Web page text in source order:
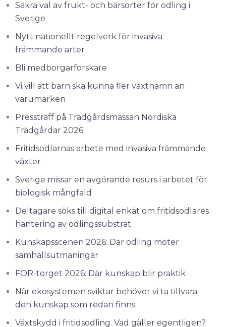
Säkra val av frukt- och bärsorter för odling i
Sverige
Nytt nationellt regelverk för invasiva
främmande arter
Bli medborgarforskare
Vi vill att barn ska kunna fler växtnamn än
varumärken
Pressträff på Trädgårdsmässan Nordiska
Trädgårdar 2026
Fritidsodlarnas arbete med invasiva främmande
växter
Sverige missar en avgörande resurs i arbetet för
biologisk mångfald
Deltagare söks till digital enkät om fritidsodlares
hantering av odlingssubstrat
Kunskapsscenen 2026: Där odling möter
samhällsutmaningar
FOR-torget 2026: Där kunskap blir praktik
När ekosystemen sviktar behöver vi ta tillvara
den kunskap som redan finns
Växtskydd i fritidsodling. Vad gäller egentligen?